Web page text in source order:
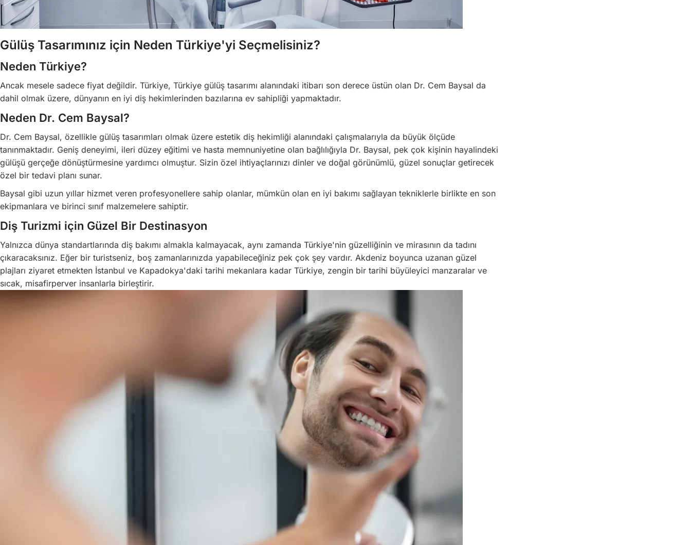
Gülüş Tasarımınız için Neden Türkiye'yi Seçmelisiniz?
Neden Türkiye?
Ancak mesele sadece fiyat değildir. Türkiye, Türkiye gülüş tasarımı alanındaki itibarı son derece üstün olan Dr. Cem Baysal da
dahil olmak üzere, dünyanın en iyi diş hekimlerinden bazılarına ev sahipliği yapmaktadır.
Neden Dr. Cem Baysal?
Dr. Cem Baysal, özellikle gülüş tasarımları olmak üzere estetik diş hekimliği alanındaki çalışmalarıyla da büyük ölçüde
tanınmaktadır. Geniş deneyimi, ileri düzey eğitimi ve hasta memnuniyetine olan bağlılığıyla Dr. Baysal, pek çok kişinin hayalindeki
gülüşü gerçeğe dönüştürmesine yardımcı olmuştur. Sizin özel ihtiyaçlarınızı dinler ve doğal görünümlü, güzel sonuçlar getirecek
özel bir tedavi planı sunar.
Baysal gibi uzun yıllar hizmet veren profesyonellere sahip olanlar, mümkün olan en iyi bakımı sağlayan tekniklerle birlikte en son
ekipmanlara ve birinci sınıf malzemelere sahiptir.
Diş Turizmi için Güzel Bir Destinasyon
Yalnızca dünya standartlarında diş bakımı almakla kalmayacak, aynı zamanda Türkiye'nin güzelliğinin ve mirasının da tadını
çıkaracaksınız. Eğer bir turistseniz, boş zamanlarınızda yapabileceğiniz pek çok şey vardır. Akdeniz boyunca uzanan güzel
plajları ziyaret etmekten İstanbul ve Kapadokya'daki tarihi mekanlara kadar Türkiye, zengin bir tarihi büyüleyici manzaralar ve
sıcak, misafirperver insanlarla birleştirir.